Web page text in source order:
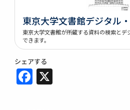
東京大学文書館デジタル
東京大学文書館が所蔵する資料の検索とデ
できます。
シェアする
Facebook